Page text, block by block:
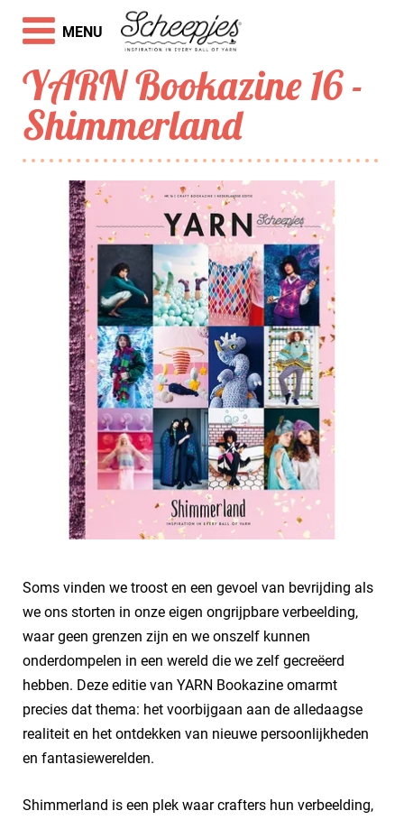
YARN Bookazine 16 -
Shimmerland
Soms vinden we troost en een gevoel van bevrijding als
we ons storten in onze eigen ongrijpbare verbeelding,
waar geen grenzen zijn en we onszelf kunnen
onderdompelen in een wereld die we zelf gecreëerd
hebben. Deze editie van YARN Bookazine omarmt
precies dat thema: het voorbijgaan aan de alledaagse
realiteit en het ontdekken van nieuwe persoonlijkheden
en fantasiewerelden.
Shimmerland is een plek waar crafters hun verbeelding,
MENU